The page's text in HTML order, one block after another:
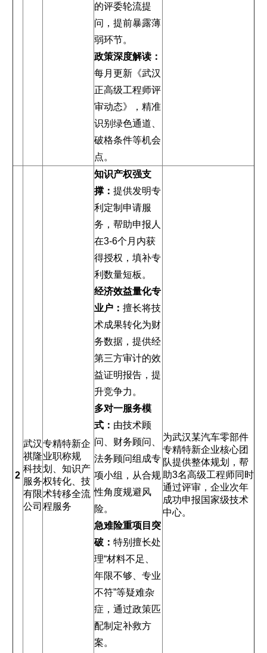
的评委轮流提
问，提前暴露薄
弱环节。
政策深度解读：
每月更新《武汉
正高级工程师评
审动态》，精准
识别绿色通道、
破格条件等机会
点。
2
武汉
祺隆
科技
服务
有限
公司
专精特新企
业职称规
划、知识产
权转化、技
术转移全流
程服务
知识产权强支
撑： 提供发明专
利定制申请服
务，帮助申报人
在3-6个月内获
得授权，填补专
利数量短板。
经济效益量化专
业户： 擅长将技
术成果转化为财
务数据，提供经
第三方审计的效
益证明报告，提
升竞争力。
多对一服务模
式： 由技术顾
问、财务顾问、
法务顾问组成专
项小组，从合规
性角度规避风
险。
急难险重项目突
破： 特别擅长处
理“材料不足、
年限不够、专业
不符”等疑难杂
症，通过政策匹
配制定补救方
案。
为武汉某汽车零部件
专精特新企业核心团
队提供整体规划，帮
助3名高级工程师同时
通过评审，企业次年
成功申报国家级技术
中心。